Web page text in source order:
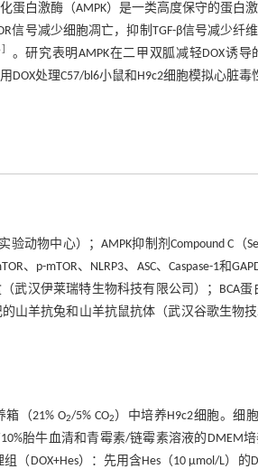
蛋白激酶（AMPK）是一类高度保守的蛋白
信号减少细胞凋亡，抑制TGF-β信号减少纤
。研究表明AMPK在二甲双胍减轻DOX诱
处理C57/bl6小鼠和H9c2细胞模拟心脏
动物中心）；AMPK抑制剂Compound C（
、p-mTOR、NLRP3、ASC、Caspase-1和
武汉伊莱瑞特生物科技有限公司）；BCA蛋
山羊抗兔和山羊抗鼠抗体（武汉谷歌生物
（21% O2/5% CO2 ）中培养H9c2细胞。细
胎牛血清和青霉素/链霉素溶液的DMEM
（DOX+Hes）：先用含Hes（10 μmol/L）